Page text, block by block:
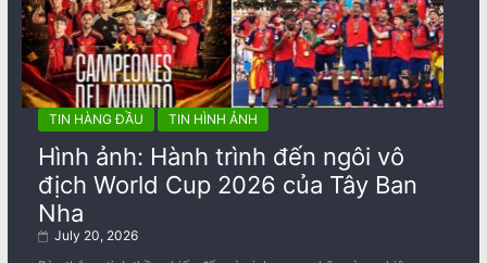
TIN HÀNG ĐẦU TIN HÌNH ẢNH
Hình ảnh: Hành trình đến ngôi vô
địch World Cup 2026 của Tây Ban
Nha
July 20, 2026